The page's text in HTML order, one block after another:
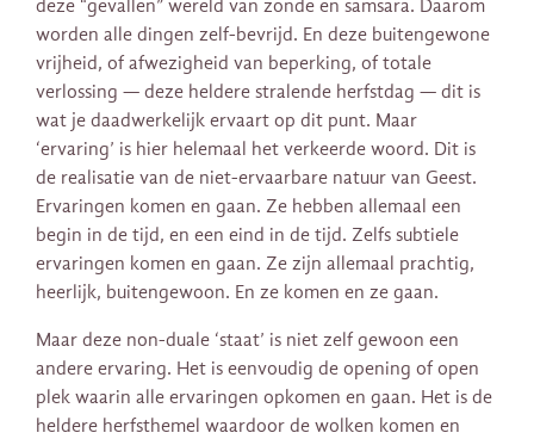
deze “gevallen” wereld van zonde en samsara. Daarom
worden alle dingen zelf-bevrijd. En deze buitengewone
vrijheid, of afwezigheid van beperking, of totale
verlossing — deze heldere stralende herfstdag — dit is
wat je daadwerkelijk ervaart op dit punt. Maar
‘ervaring’ is hier helemaal het verkeerde woord. Dit is
de realisatie van de niet-ervaarbare natuur van Geest.
Ervaringen komen en gaan. Ze hebben allemaal een
begin in de tijd, en een eind in de tijd. Zelfs subtiele
ervaringen komen en gaan. Ze zijn allemaal prachtig,
heerlijk, buitengewoon. En ze komen en ze gaan.
Maar deze non-duale ‘staat’ is niet zelf gewoon een
andere ervaring. Het is eenvoudig de opening of open
plek waarin alle ervaringen opkomen en gaan. Het is de
heldere herfsthemel waardoor de wolken komen en